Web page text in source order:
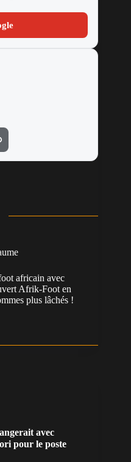
africain avec
Afrik-Foot en
plus lâchés !
avec
pour le poste